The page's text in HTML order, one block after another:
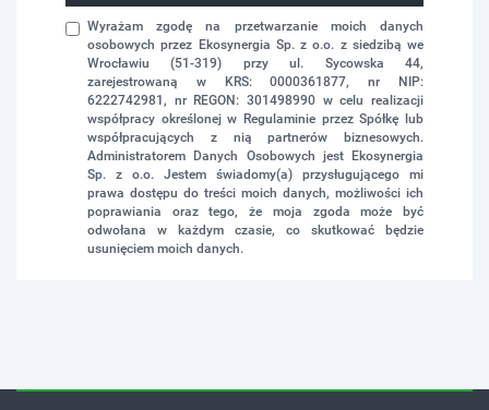
Wyrażam zgodę na przetwarzanie moich danych
osobowych przez Ekosynergia Sp. z o.o. z siedzibą we
Wrocławiu (51-319) przy ul. Sycowska 44,
zarejestrowaną w KRS: 0000361877, nr NIP:
6222742981, nr REGON: 301498990 w celu realizacji
współpracy określonej w Regulaminie przez Spółkę lub
współpracujących z nią partnerów biznesowych.
Administratorem Danych Osobowych jest Ekosynergia
Sp. z o.o. Jestem świadomy(a) przysługującego mi
prawa dostępu do treści moich danych, możliwości ich
poprawiania oraz tego, że moja zgoda może być
odwołana w każdym czasie, co skutkować będzie
usunięciem moich danych.